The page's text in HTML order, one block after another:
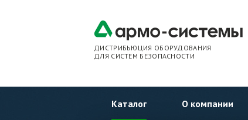
ДИСТРИБЬЮЦИЯ ОБОРУДОВАНИЯ
ДЛЯ СИСТЕМ БЕЗОПАСНОСТИ
Каталог О компании